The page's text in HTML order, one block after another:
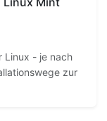
Linux - je nach
zur